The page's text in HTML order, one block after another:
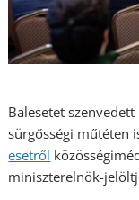
Balesetet
sürgősségi műtéten
esetről
miniszterelnök-